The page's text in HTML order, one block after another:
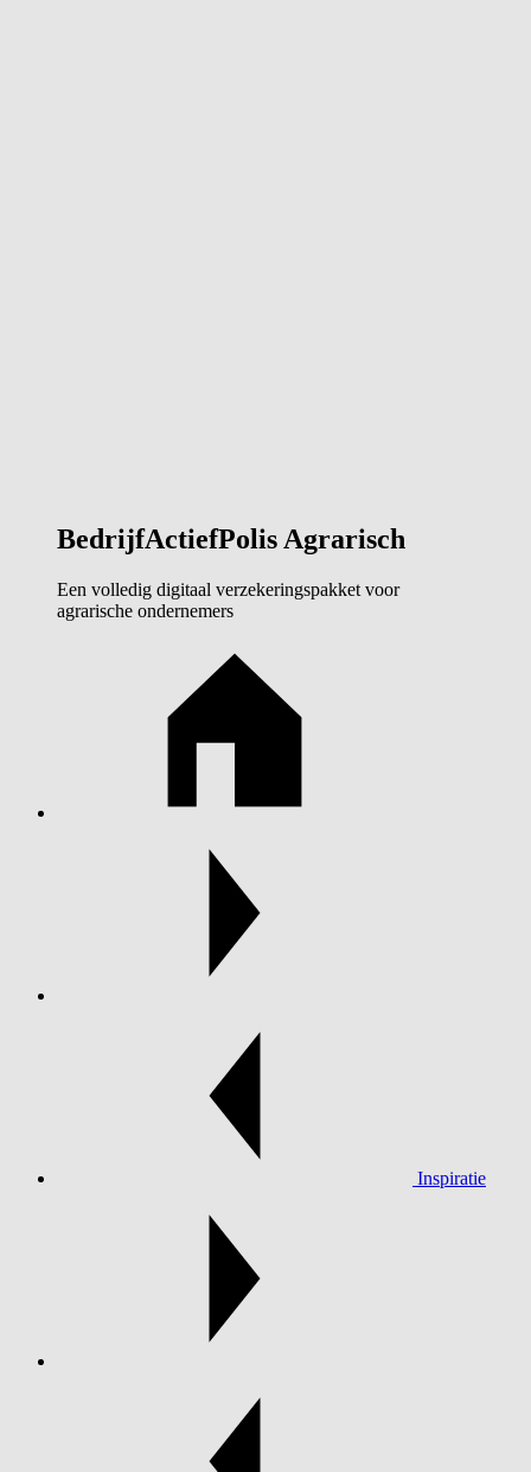
BedrijfActiefPolis Agrarisch
Een volledig digitaal verzekeringspakket voor
agrarische ondernemers
Inspiratie